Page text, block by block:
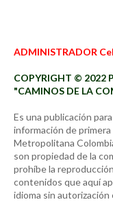
ADMINISTRADOR
COPYRIGHT © 2022
"CAMINOS DE LA
Es una publicación
información de
Metropolitana
son propiedad de la
prohíbe la
contenidos que aquí
idioma sin